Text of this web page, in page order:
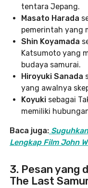
tentara Jepang.
Masato Harada
pemerintah yang
Shin Koyamada
Katsumoto yang
budaya samurai.
Hiroyuki Sanada
yang awalnya
Koyuki sebagai
memiliki
Baca juga:
Lengkap Film John
3. Pesan yang
The Last